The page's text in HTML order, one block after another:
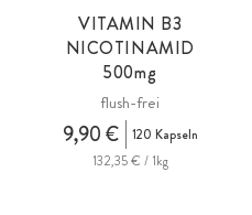
VITAMIN B3
NICOTINAMID
500mg
flush-frei
9,90 €
120 Kapseln
132,35 € / 1kg